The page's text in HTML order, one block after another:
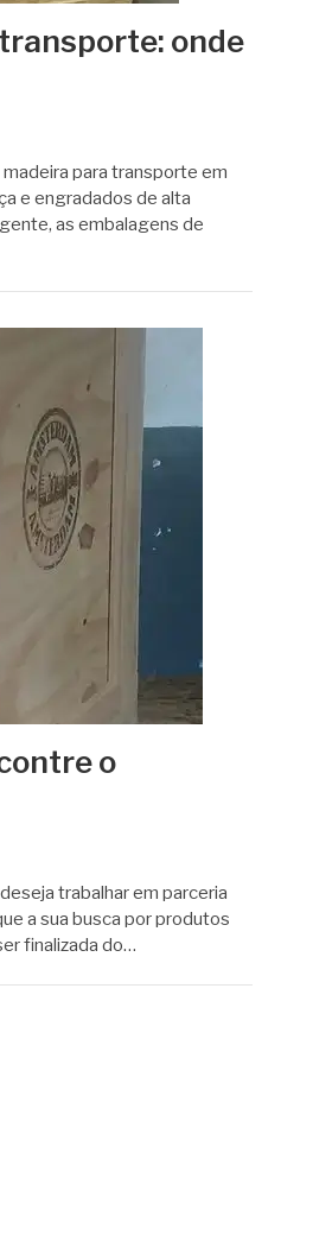
onde
para transporte em
e engradados de alta
as embalagens de
o
trabalhar em parceria
a sua busca por produtos
finalizada do…